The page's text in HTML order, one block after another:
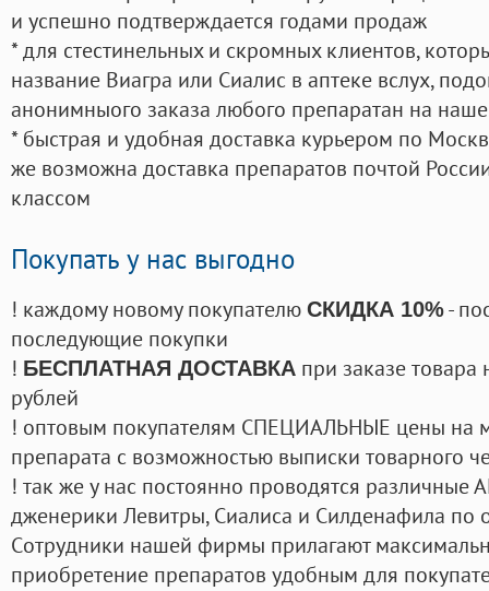
и успешно подтверждается годами продаж
* для стестинельных и скромных клиентов,
название Виагра или Сиалис в аптеке вслух,
анонимныого заказа любого препаратан на
* быстрая и удобная доставка курьером по
же возможна доставка препаратов почтой
классом
Покупать у нас выгодно
! каждому новому покупателю СКИДКА 10%-
последующие покупки
! БЕСПЛАТНАЯ ДОСТАВКА при заказе
рублей
! оптовым покупателям СПЕЦИАЛЬНЫЕ цены на
препарата с возможностью выписки товарного
! так же у нас постоянно проводятся
дженерики Левитры, Сиалиса и Силденафила по
Cотрудники нашей фирмы прилагают
приобретение препаратов удобным для